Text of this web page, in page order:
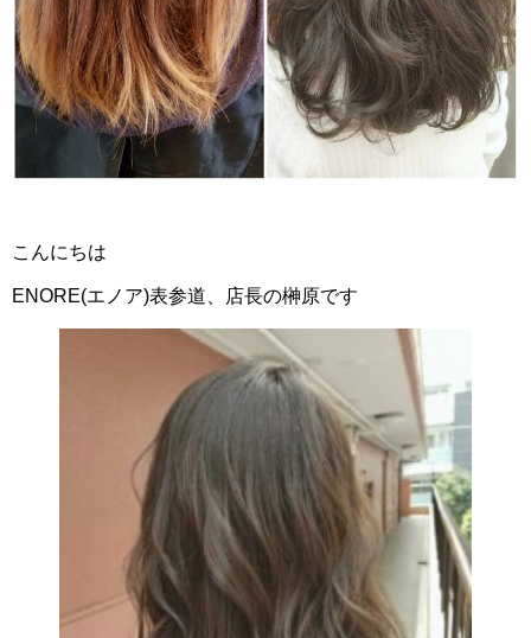
こんにちは
ENORE(エノア)表参道、店長の榊原です